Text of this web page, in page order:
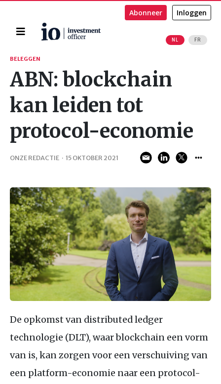
Home
NL FR
Abonneer Inloggen
Zoeken
BELEGGEN
ABN: blockchain
kan leiden tot
protocol-economie
ONZE REDACTIE · 15 OKTOBER 2021
De opkomst van distributed ledger
technologie (DLT), waar blockchain een vorm
van is, kan zorgen voor een verschuiving van
een platform-economie naar een protocol-